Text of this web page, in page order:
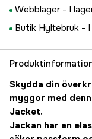
219 kr
Webblager - I
Butik Hyltebruk -
Skydda din
myggor med
Jacket.
Jackan har en